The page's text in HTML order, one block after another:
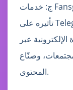
ج: خدمات Fansgurus مناسبة لكل من يرغب في توسيع
تأثيره على Telegram، بما في ذلك فرق مشاريع العملات
عبر
وصنّاع
المحتوى.